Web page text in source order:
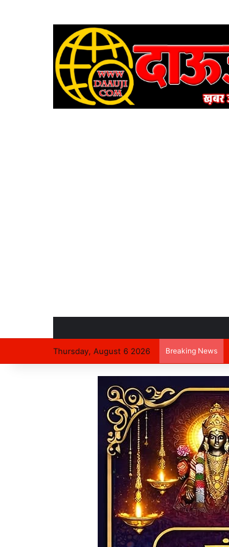
Thursday, August 6 2026 Breaking News